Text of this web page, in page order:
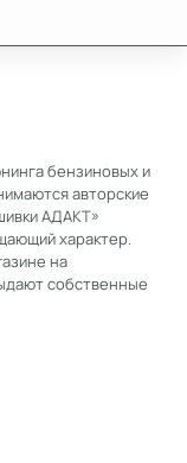
бензиновых и
авторские
АДАКТ»
характер.
на
собственные